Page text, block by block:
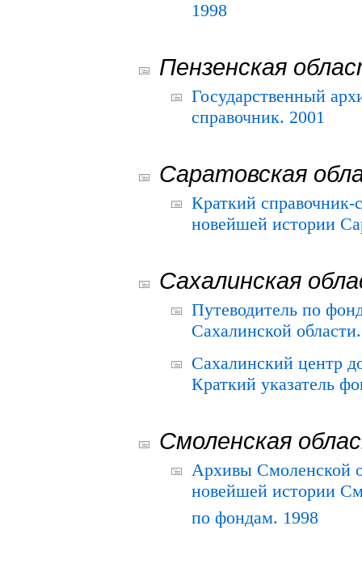
1998
Пензенская
Государственный
справочник. 2001
Саратовская
Краткий
новейшей истории
Сахалинская
Путеводитель по
Сахалинской
Сахалинский центр
Краткий указатель
Смоленская
Архивы Смоленской
новейшей истории
по фондам. 1998